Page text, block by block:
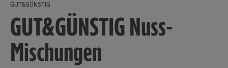
GUT&GÜNSTIG
GUT&GÜNSTIG Nuss-
Mischungen